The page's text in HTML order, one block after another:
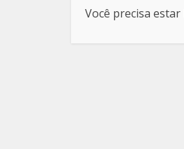
Você precisa estar